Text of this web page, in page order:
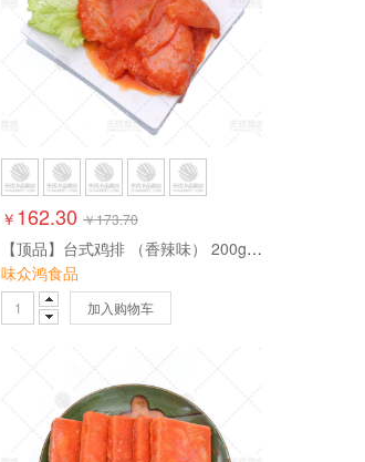
学子膳
￥ 162.30 ￥173.70
【顶品】台式鸡排 （香辣味） 200g*10片*5包 10kg
味众鸿食品
加入购物车